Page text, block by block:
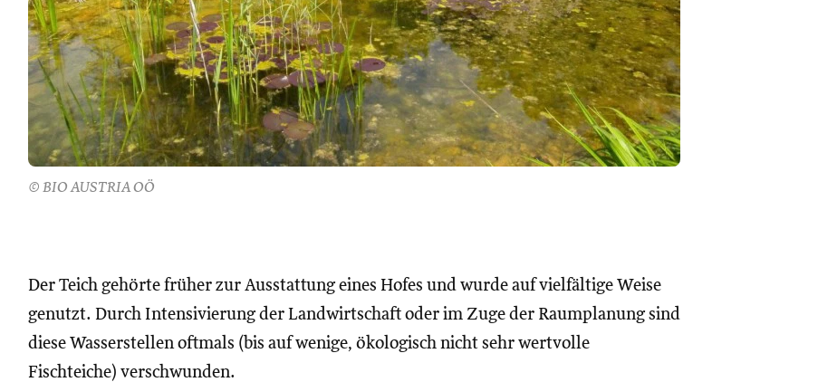
© BIO AUSTRIA OÖ
Der Teich gehörte früher zur Ausstattung eines Hofes und wurde auf vielfältige Weise
genutzt. Durch Intensivierung der Landwirtschaft oder im Zuge der Raumplanung sind
diese Wasserstellen oftmals (bis auf wenige, ökologisch nicht sehr wertvolle
Fischteiche) verschwunden.